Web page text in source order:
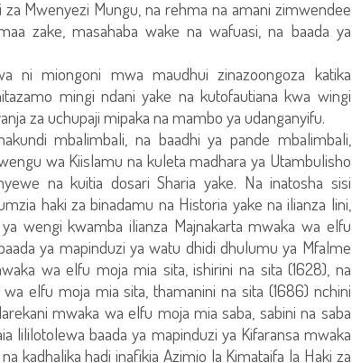
Mwenyezi Mungu, na rehma na amani zimwendee
zake, masahaba wake na wafuasi, na baada ya
ni miongoni mwa maudhui zinazoongoza katika
mingi ndani yake na kutofautiana kwa wingi
za uchupaji mipaka na mambo ya udanganyifu.
mbalimbali, na baadhi ya pande mbalimbali,
wa Kiislamu na kuleta madhara ya Utambulisho
na kuitia dosari Sharia yake. Na inatosha sisi
haki za binadamu na Historia yake na ilianza lini,
wengi kwamba ilianza Majnakarta mwaka wa elfu
ya mapinduzi ya watu dhidi dhulumu ya Mfalme
wa elfu moja mia sita, ishirini na sita (1628), na
elfu moja mia sita, thamanini na sita (1686) nchini
mwaka wa elfu moja mia saba, sabini na saba
lililotolewa baada ya mapinduzi ya Kifaransa mwaka
kadhalika hadi inafikia Azimio la Kimataifa la Haki za